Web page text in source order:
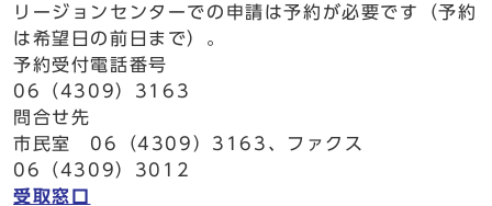
リージョンセンターでの申請は予約が必要です（予約
は希望日の前日まで）。
予約受付電話番号
06（4309）3163
問合せ先
市民室 06（4309）3163、ファクス
06（4309）3012
受取窓口